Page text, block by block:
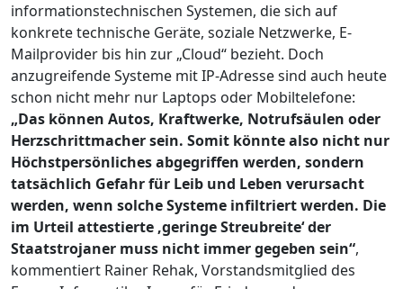
informationstechnischen Systemen, die sich auf
konkrete technische Geräte, soziale Netzwerke, E-
Mailprovider bis hin zur „Cloud“ bezieht. Doch
anzugreifende Systeme mit IP-Adresse sind auch heute
schon nicht mehr nur Laptops oder Mobiltelefone:
„Das können Autos, Kraftwerke, Notrufsäulen oder
Herzschrittmacher sein. Somit könnte also nicht nur
Höchstpersönliches abgegriffen werden, sondern
tatsächlich Gefahr für Leib und Leben verursacht
werden, wenn solche Systeme infiltriert werden. Die
im Urteil attestierte ‚geringe Streubreite‘ der
Staatstrojaner muss nicht immer gegeben sein“,
kommentiert Rainer Rehak, Vorstandsmitglied des